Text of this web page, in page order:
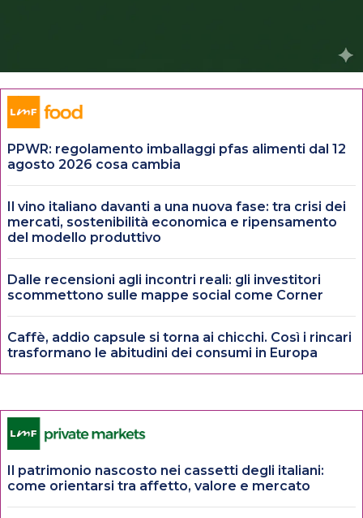
PPWR: regolamento imballaggi pfas alimenti dal 12
agosto 2026 cosa cambia
Il vino italiano davanti a una nuova fase: tra crisi dei
mercati, sostenibilità economica e ripensamento
del modello produttivo
Dalle recensioni agli incontri reali: gli investitori
scommettono sulle mappe social come Corner
Caffè, addio capsule si torna ai chicchi. Così i rincari
trasformano le abitudini dei consumi in Europa
Il patrimonio nascosto nei cassetti degli italiani:
come orientarsi tra affetto, valore e mercato